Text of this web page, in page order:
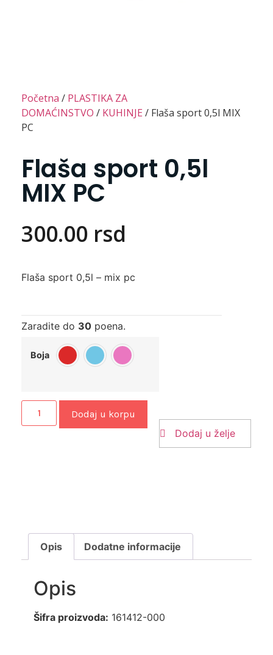
Početna / PLASTIKA ZA
DOMAĆINSTVO / KUHINJE / Flaša sport 0,5l MIX
PC
Flaša sport 0,5l
MIX PC
300.00 rsd
Flaša sport 0,5l – mix pc
Boja
Zaradite do 30 poena.
Dodaj u korpu
Dodaj u želje
Opis Dodatne informacije
Opis
Šifra proizvoda: 161412-000